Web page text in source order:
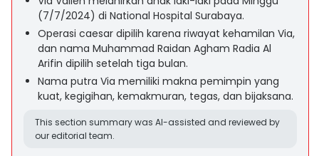
(7/7/2024) di National Hospital Surabaya.
Operasi caesar dipilih karena riwayat kehamilan Via,
dan nama Muhammad Raidan Agham Radia Al
Arifin dipilih setelah tiga bulan.
Nama putra Via memiliki makna pemimpin yang
kuat, kegigihan, kemakmuran, tegas, dan bijaksana.
This section summary was AI-assisted and reviewed by
our editorial team.